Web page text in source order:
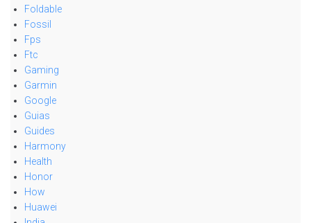
Foldable
Fossil
Fps
Ftc
Gaming
Garmin
Google
Guias
Guides
Harmony
Health
Honor
How
Huawei